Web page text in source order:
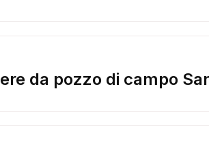
da pozzo di campo